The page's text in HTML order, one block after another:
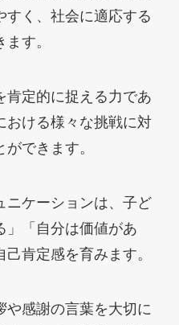
すく、社会に適応する
す。
肯定的に捉える力であ
おける様々な挑戦に対
できます。
ニケーションは、子ど
」「自分は価値があ
肯定感を育みます。
や感謝の言葉を大切に